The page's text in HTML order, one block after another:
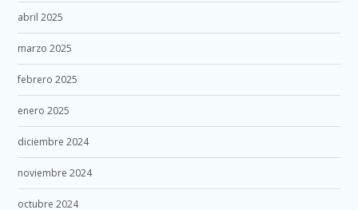
abril 2025
marzo 2025
febrero 2025
enero 2025
diciembre 2024
noviembre 2024
octubre 2024